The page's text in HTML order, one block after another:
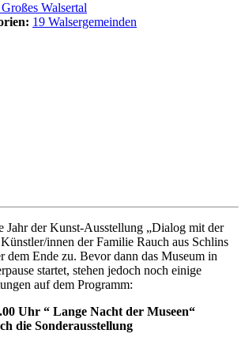
Walsertal
19 Walsergemeinden
Jahr der Kunst-Ausstellung „Dialog mit der
innen der Familie Rauch aus Schlins
dem Ende zu. Bevor dann das Museum in
startet, stehen jedoch noch einige
auf dem Programm:
Uhr “ Lange Nacht der Museen“
die Sonderausstellung